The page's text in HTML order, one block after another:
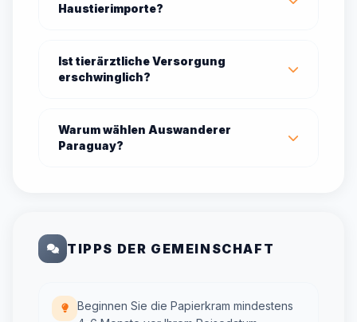
Haustierimporte?
Ist tierärztliche Versorgung
erschwinglich?
Warum wählen Auswanderer
Paraguay?
TIPPS DER GEMEINSCHAFT
Beginnen Sie die Papierkram mindestens